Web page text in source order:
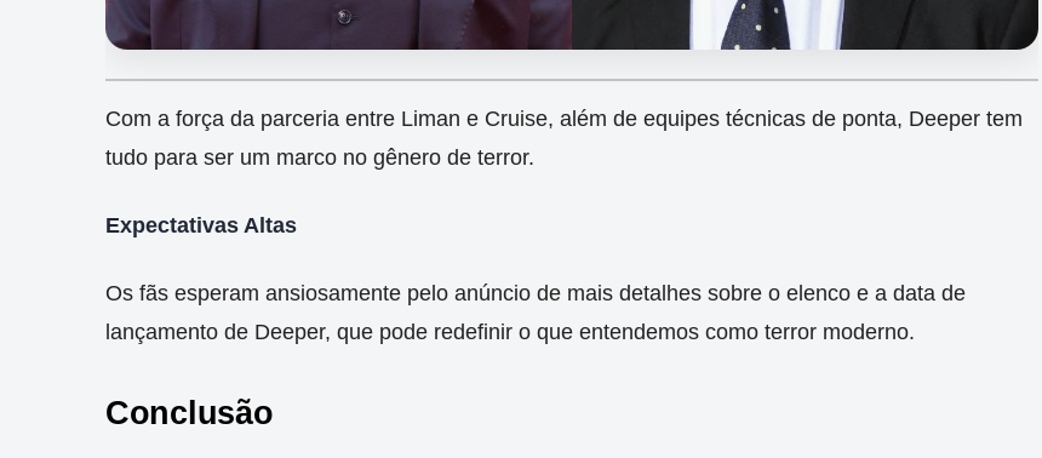
Com a força da parceria entre Liman e Cruise, além de equipes técnicas de ponta, Deeper tem
tudo para ser um marco no gênero de terror.
Expectativas Altas
Os fãs esperam ansiosamente pelo anúncio de mais detalhes sobre o elenco e a data de
lançamento de Deeper, que pode redefinir o que entendemos como terror moderno.
Conclusão